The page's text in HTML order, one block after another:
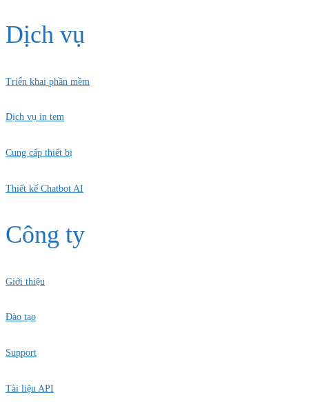
Dịch vụ
Triển khai phần mềm
Dịch vụ in tem
Cung cấp thiết bị
Thiết kế Chatbot AI
Công ty
Giới thiệu
Đào tạo
Support
Tài liệu API